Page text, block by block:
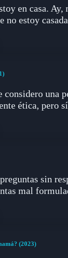
en casa. Ay,
no estoy
considero una
ética, pero
sin
mal
(2023)